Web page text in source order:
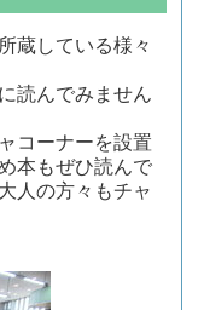
蔵している様々
読んでみません
コーナーを設置
本もぜひ読んで
人の方々もチャ